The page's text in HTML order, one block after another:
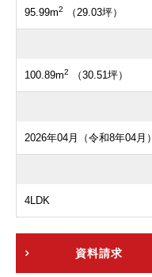
95.99m2 （29.03坪）
100.89m2 （30.51坪）
2026年04月（令和8年04月）
4LDK
資料請求